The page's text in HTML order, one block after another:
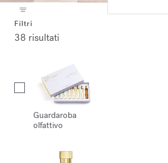
Filtri
38 risultati
Guardaroba
olfattivo